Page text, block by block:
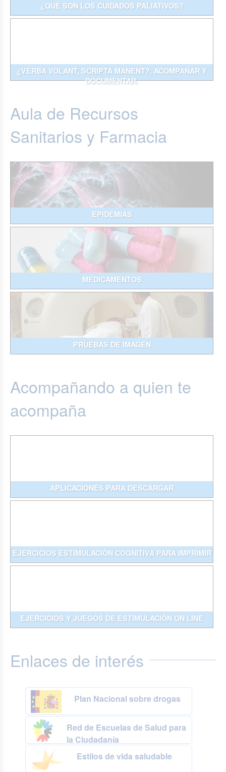
¿QUÉ SON LOS CUIDADOS PALIATIVOS?
¿VERBA VOLANT, SCRIPTA MANENT?. ACOMPAÑAR Y
DOCUMENTAR.
Aula de Recursos
Sanitarios y Farmacia
EPIDEMIAS
MEDICAMENTOS
PRUEBAS DE IMAGEN
Acompañando a quien te
acompaña
APLICACIONES PARA DESCARGAR
EJERCICIOS ESTIMULACIÓN COGNITIVA PARA IMPRIMIR
EJERCICIOS Y JUEGOS DE ESTIMULACIÓN ON LINE
Enlaces de interés
Plan Nacional sobre drogas
Red de Escuelas de Salud para
la Ciudadanía
Estilos de vida saludable